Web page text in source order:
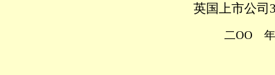
英国上市公司
二ΟΟ 年